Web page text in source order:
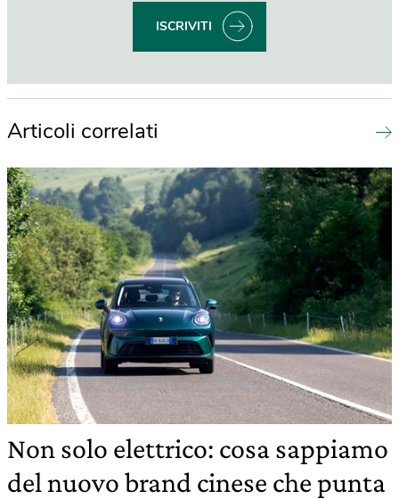
ISCRIVITI
Articoli correlati
Non solo elettrico: cosa sappiamo
del nuovo brand cinese che punta